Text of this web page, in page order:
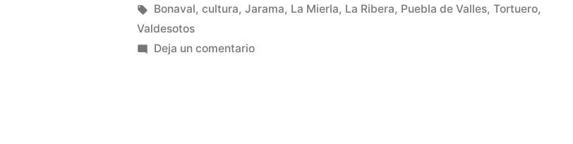
Ribera»
en
Etiquetas:
Bonaval,cultura,Jarama, La Mierla, La Ribera, Puebla de Valles,Tortuero,
Valdesotos
Deja un comentarioen